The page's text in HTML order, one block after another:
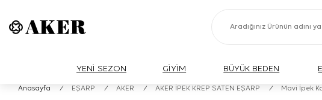
YENİ SEZON GİYİM BÜYÜK BEDEN
Anasayfa / EŞARP / AKER / AKER İPEK KREP SATEN EŞARP / Mavi İpek